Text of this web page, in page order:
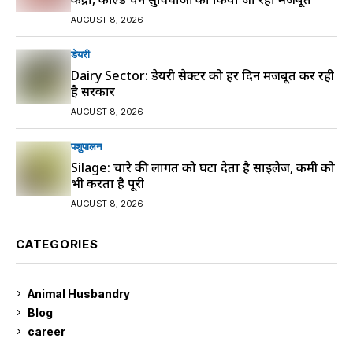
AUGUST 8, 2026
डेयरी
Dairy Sector: डेयरी सेक्टर को हर दिन मजबूत कर रही
है सरकार
AUGUST 8, 2026
पशुपालन
Silage: चारे की लागत को घटा देता है साइलेज, कमी को
भी करता है पूरी
AUGUST 8, 2026
CATEGORIES
Animal Husbandry
Blog
career